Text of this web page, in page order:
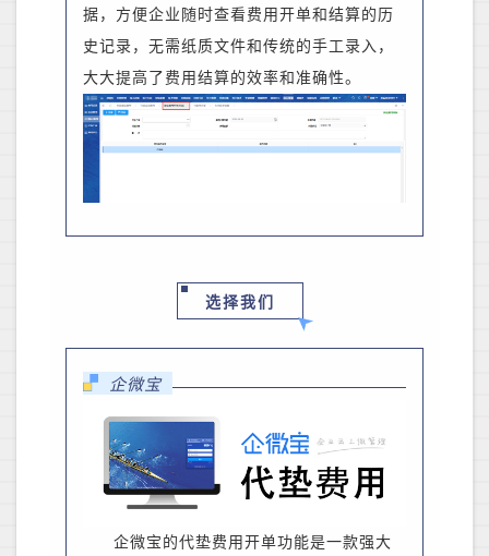
据， 方便企业 随时查看费用开单和结算的历
史记录，无需纸质文件和传统的手工录入，
大大提高了费用结算的效率和准确性。
选择我们
企微宝
企微宝的代垫费用开单功能是一款强大